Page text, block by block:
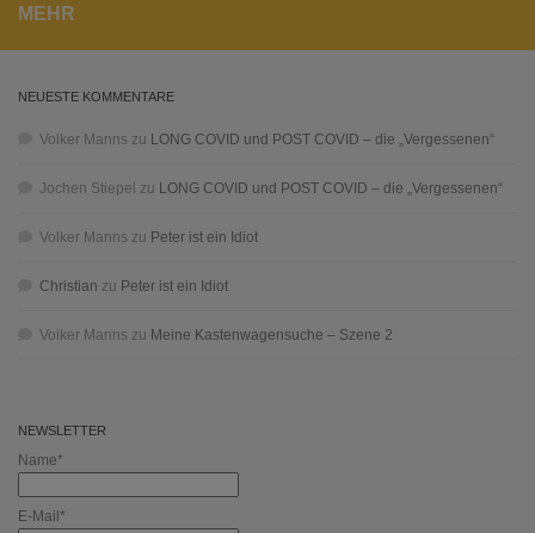
MEHR
NEUESTE KOMMENTARE
Volker Manns zu LONG COVID und POST COVID – die „Vergessenen“
Jochen Stiepel zu LONG COVID und POST COVID – die „Vergessenen“
Volker Manns zu Peter ist ein Idiot
Christian zu Peter ist ein Idiot
Volker Manns zu Meine Kastenwagensuche – Szene 2
NEWSLETTER
Name*
E-Mail*